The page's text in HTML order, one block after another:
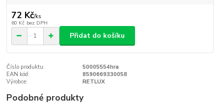
72 Kč/ks
60 Kč bez DPH
Přidat do košíku
Číslo produktu:
50005554hra
EAN kód:
8590669330058
Výrobce:
RETLUX
Podobné produkty